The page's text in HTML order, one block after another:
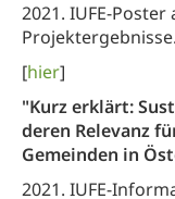
2021. IUFE-
Projektergebnisse.
[hier]
"Kurz erklärt:
deren Relevanz
Gemeinden in
2021. IUFE-